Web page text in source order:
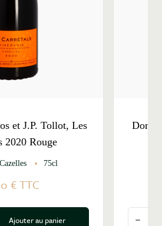
et J.P. Tollot, Les
2020 Rouge
75cl
€TTC
Ajouter au panier